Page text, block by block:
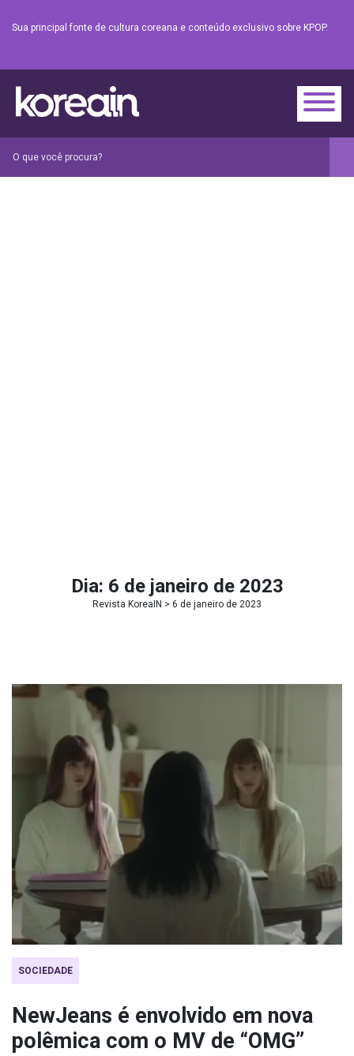
Sua principal fonte de cultura coreana e conteúdo exclusivo sobre KPOP.
Dia: 6 de janeiro de 2023
Revista KoreaIN > 6 de janeiro de 2023
SOCIEDADE
NewJeans é envolvido em nova
polêmica com o MV de “OMG”